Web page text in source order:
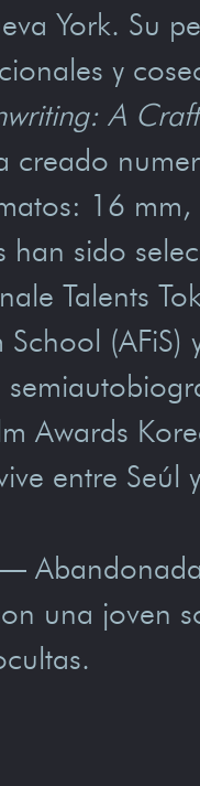
York. Su
y
A
16
han sido
Talents
School
Awards
entre Seúl
una joven